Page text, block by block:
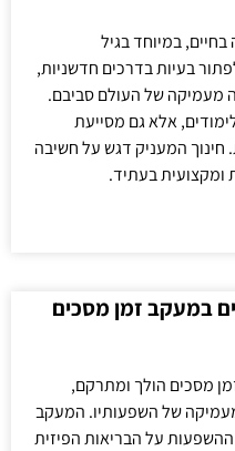
במיוחד בגיל
בעיות בדרכים חדשניות,
מעמיקה של העולם סביבם.
אלא גם מסייעת
חינוך המעניק דגש על חשיבה
ומקצועית בעתיד.
במעקב זמן מסכים
מסכים הולך ומתרקם,
של השפעותיו. המעקב
ההשפעות על הבריאות הפיזית